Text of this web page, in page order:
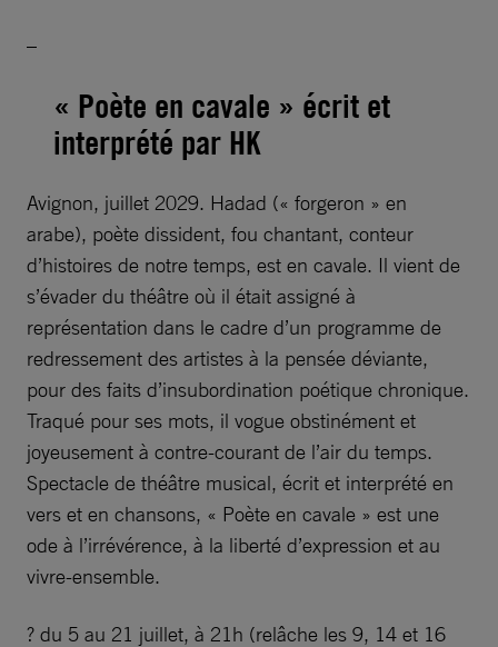
–
« Poète en cavale » écrit et
interprété par HK
Avignon, juillet 2029. Hadad (« forgeron » en
arabe), poète dissident, fou chantant, conteur
d’histoires de notre temps, est en cavale. Il vient de
s’évader du théâtre où il était assigné à
représentation dans le cadre d’un programme de
redressement des artistes à la pensée déviante,
pour des faits d’insubordination poétique chronique.
Traqué pour ses mots, il vogue obstinément et
joyeusement à contre-courant de l’air du temps.
Spectacle de théâtre musical, écrit et interprété en
vers et en chansons, « Poète en cavale » est une
ode à l’irrévérence, à la liberté d’expression et au
vivre-ensemble.
? du 5 au 21 juillet, à 21h (relâche les 9, 14 et 16